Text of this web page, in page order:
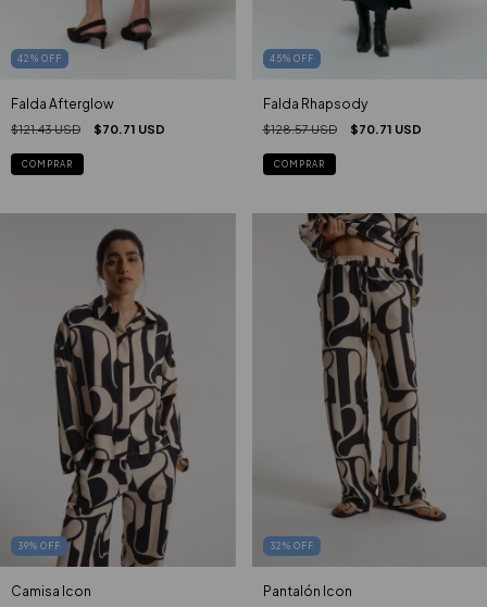
42 % OFF
Falda Afterglow
$121.43 USD $70.71 USD
COMPRAR
45% OFF
Falda Rhapsody
$128.57 USD $70.71 USD
COMPRAR
39% OFF
Camisa Icon
32 % OFF
Pantalón Icon